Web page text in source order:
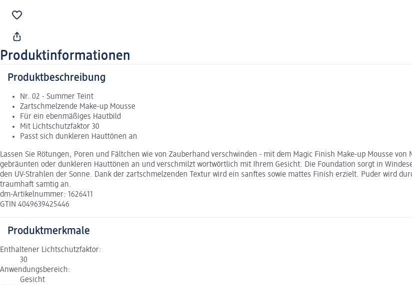
Produktinformationen
Produktbeschreibung
Nr. 02 - Summer Teint
Zartschmelzende Make-up Mousse
Für ein ebenmäßiges Hautbild
Mit Lichtschutzfaktor 30
Passt sich dunkleren Hauttönen an
Lassen Sie Rötungen, Poren und Fältchen wie von Zauberhand verschwinden - mit dem Magic Finish Make-up Mousse
gebräunten oder dunkleren Hauttönen an und verschmilzt wortwörtlich mit Ihrem Gesicht. Die Foundation sorgt in
den UV-Strahlen der Sonne. Dank der zartschmelzenden Textur wird ein sanftes sowie mattes Finish erzielt. Puder wird
traumhaft samtig an.
dm-Artikelnummer: 1626411
GTIN 4049639425446
Produktmerkmale
Enthaltener Lichtschutzfaktor:
30
Anwendungsbereich:
Gesicht